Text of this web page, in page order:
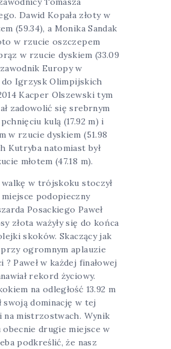
Dawid Kopała złoty w
(59.34), a Monika Sandak
w rzucie oszczepem
w rzucie dyskiem (33.09
Europy w
Igrzysk Olimpijskich
Kacper Olszewski tym
zadowolić się srebrnym
kulą (17.92 m) i
w rzucie dyskiem (51.98
Kutryba natomiast był
młotem (47.18 m).
walkę w trójskoku stoczył
podopieczny
Posackiego Paweł
złota ważyły się do końca
skoków. Skaczący jak
ogromnym aplauzie
? Paweł w każdej finałowej
rekord życiowy.
na odległość 13.92 m
swoją dominację w tej
na mistrzostwach. Wynik
obecnie drugie miejsce w
podkreślić, że nasz